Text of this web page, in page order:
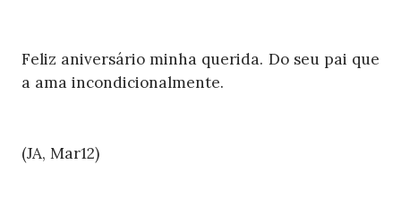
Feliz aniversário minha querida. Do seu pai que
a ama incondicionalmente.
(JA, Mar12)